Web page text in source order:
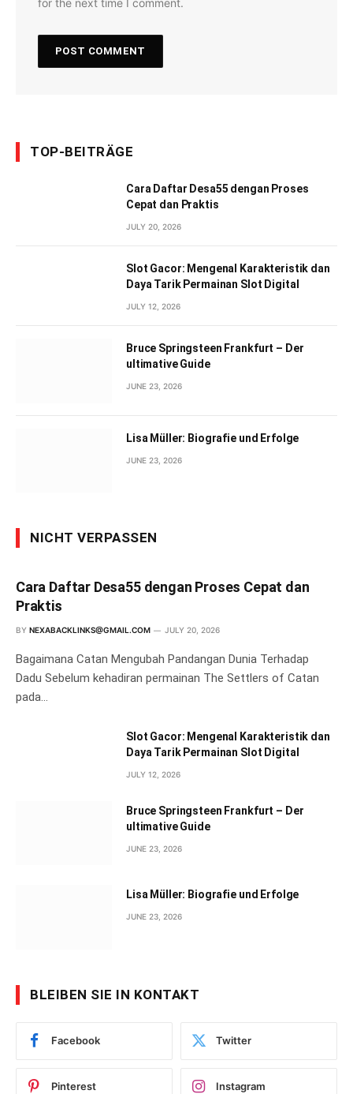
for the next time I comment.
TOP-BEITRÄGE
Cara Daftar Desa55 dengan Proses
Cepat dan Praktis
JULY 20, 2026
Slot Gacor: Mengenal Karakteristik dan
Daya Tarik Permainan Slot Digital
JULY 12, 2026
Bruce Springsteen Frankfurt – Der
ultimative Guide
JUNE 23, 2026
Lisa Müller: Biografie und Erfolge
JUNE 23, 2026
NICHT VERPASSEN
Cara Daftar Desa55 dengan Proses Cepat dan
Praktis
BY NEXABACKLINKS@GMAIL.COM JULY 20, 2026
Bagaimana Catan Mengubah Pandangan Dunia Terhadap
Dadu Sebelum kehadiran permainan The Settlers of Catan
pada…
Slot Gacor: Mengenal Karakteristik dan
Daya Tarik Permainan Slot Digital
JULY 12, 2026
Bruce Springsteen Frankfurt – Der
ultimative Guide
JUNE 23, 2026
Lisa Müller: Biografie und Erfolge
JUNE 23, 2026
BLEIBEN SIE IN KONTAKT
Facebook Twitter
Pinterest Instagram